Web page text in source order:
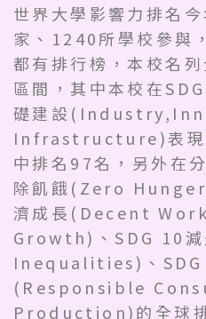
世界大學影響力排名
家、1240所學校參與
都有排行榜，本校名
區間，其中本校在
礎建設
Infrastructure)表現
中排名97名，另外在
除飢餓(Zero
濟成長(Decent
Growth)、SDG 10
Inequalities)、SDG
(Responsible
Production)的全球